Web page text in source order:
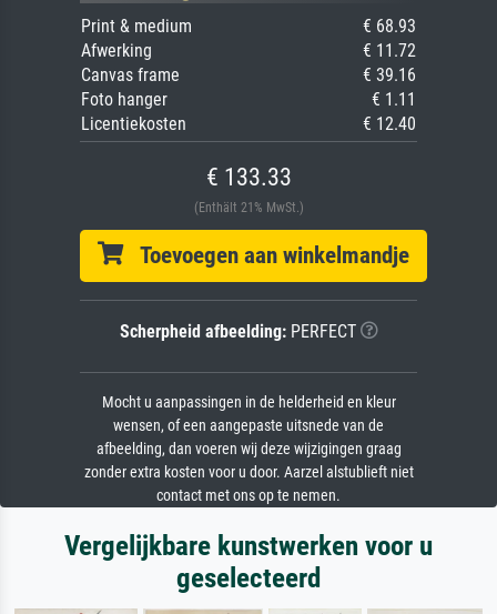
Print & medium
€ 68.93
Afwerking
€ 11.72
Canvas frame
€ 39.16
Foto hanger
€ 1.11
Licentiekosten
€ 12.40
€ 133.33
(Enthält 21% MwSt.)
Toevoegen aan winkelmandje
Scherpheid afbeelding:PERFECT
Mocht u aanpassingen in de helderheid en kleur
wensen, of een aangepaste uitsnede van de
afbeelding, dan voeren wij deze wijzigingen graag
zonder extra kosten voor u door. Aarzel alstublieft niet
contact met ons op te nemen.
Vergelijkbare kunstwerken voor u
geselecteerd